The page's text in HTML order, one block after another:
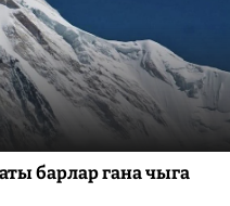
барлар гана чыга